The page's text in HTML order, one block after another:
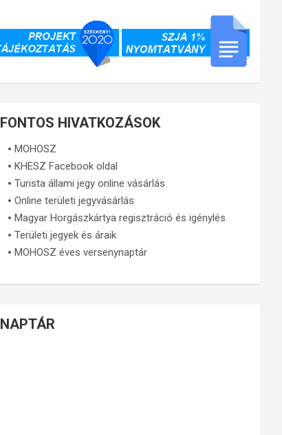
FONTOS HIVATKOZÁSOK
🞄MOHOSZ
🞄KHESZ Facebook oldal
🞄Turista állami jegy online vásárlás
🞄Online területi jegyvásárlás
🞄Magyar Horgászkártya regisztráció és igénylés
🞄Területi jegyek és áraik
🞄MOHOSZ éves versenynaptár
NAPTÁR